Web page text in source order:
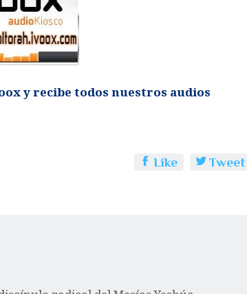
y recibe todos nuestros audios
Like Tweet